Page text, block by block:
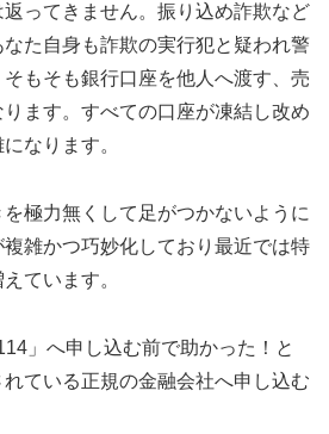
ってきません。振り込め詐欺など
た自身も詐欺の実行犯と疑われ警
もそも銀行口座を他人へ渡す、売
ます。すべての口座が凍結し改め
なります。
極力無くして足がつかないように
雑かつ巧妙化しており最近では特
ています。
」へ申し込む前で助かった！と
ている正規の金融会社へ申し込む